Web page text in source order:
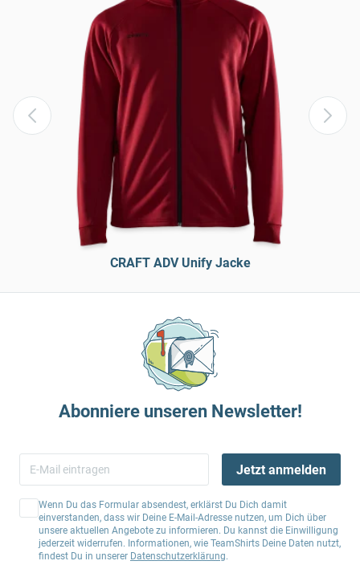
CRAFT ADV Unify Jacke
Abonniere unseren Newsletter!
Jetzt anmelden
Wenn Du das Formular absendest, erklärst Du Dich damit
einverstanden, dass wir Deine E-Mail-Adresse nutzen, um Dich über
unsere aktuellen Angebote zu informieren. Du kannst die Einwilligung
jederzeit widerrufen. Informationen, wie TeamShirts Deine Daten nutzt,
findest Du in unserer Datenschutzerklärung.